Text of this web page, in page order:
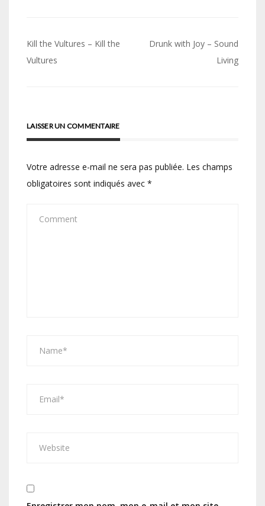
Navigation
de
Kill the Vultures – Kill the
Vultures
Drunk with Joy – Sound
Living
LAISSER UN COMMENTAIRE
Votre adresse e-mail ne sera pas publiée. Les champs
obligatoires sont indiqués avec *